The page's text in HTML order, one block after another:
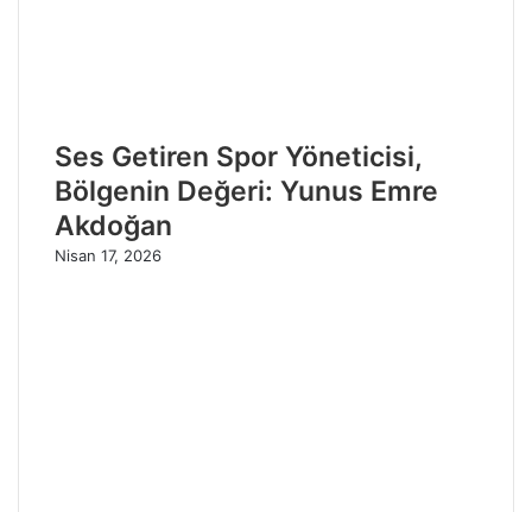
Ses Getiren Spor Yöneticisi,
Bölgenin Değeri: Yunus Emre
Akdoğan
Nisan 17, 2026